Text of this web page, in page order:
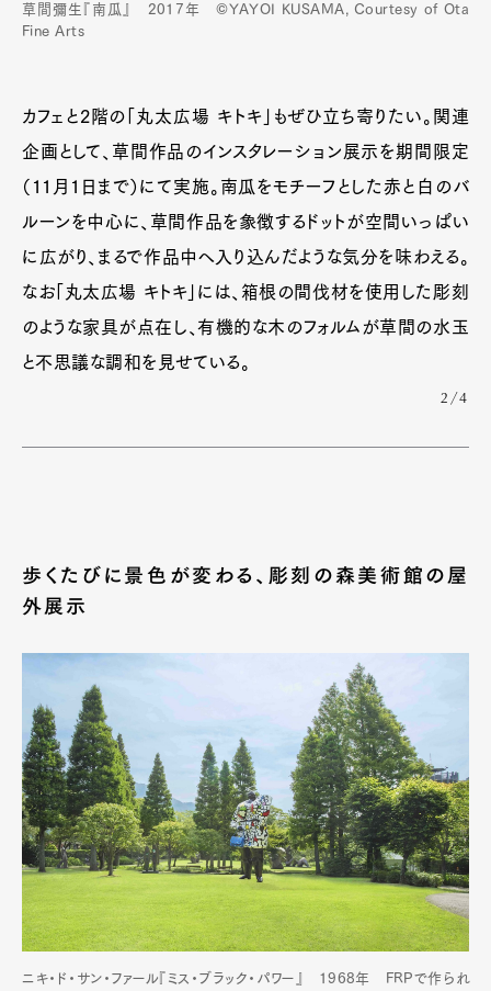
草間彌生『南瓜』 2017年 ©YAYOI KUSAMA, Courtesy of Ota
Fine Arts
カフェと2階の「丸太広場 キトキ」もぜひ立ち寄りたい。関連
企画として、草間作品のインスタレーション展示を期間限定
（11月1日まで）にて実施。南瓜をモチーフとした赤と白のバ
ルーンを中心に、草間作品を象徴するドットが空間いっぱい
に広がり、まるで作品中へ入り込んだような気分を味わえる。
なお「丸太広場 キトキ」には、箱根の間伐材を使用した彫刻
のような家具が点在し、有機的な木のフォルムが草間の水玉
と不思議な調和を見せている。
2/4
歩くたびに景色が変わる、彫刻の森美術館の屋
外展示
ニキ・ド・サン・ファール『ミス・ブラック・パワー』 1968年 FRPで作られ